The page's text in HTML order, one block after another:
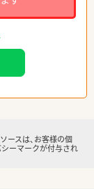
ースは、お客様の個
ーマークが付与され